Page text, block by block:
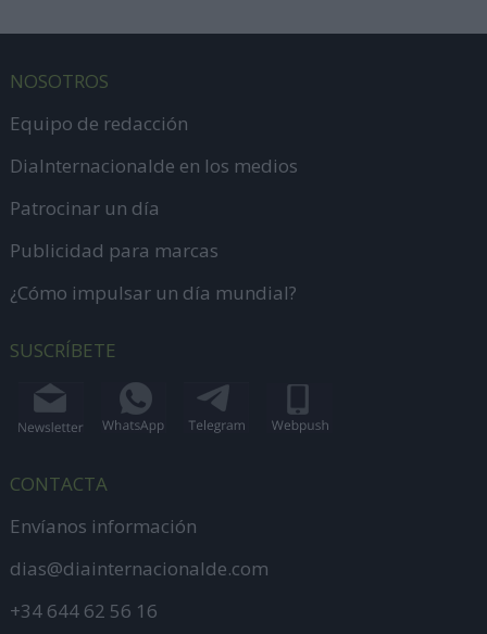
NOSOTROS
Equipo de redacción
DiaInternacionalde en los medios
Patrocinar un día
Publicidad para marcas
¿Cómo impulsar un día mundial?
SUSCRÍBETE
CONTACTA
Envíanos información
dias@diainternacionalde.com
+34 644 62 56 16